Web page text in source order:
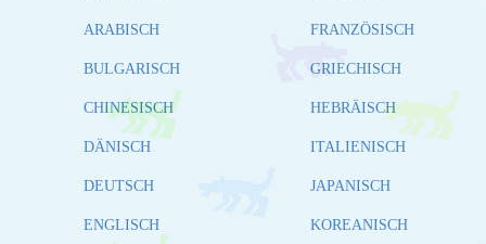
ARABISCH
BULGARISCH
CHINESISCH
DÄNISCH
DEUTSCH
ENGLISCH
FRANZÖSISCH
GRIECHISCH
HEBRÄISCH
ITALIENISCH
JAPANISCH
KOREANISCH